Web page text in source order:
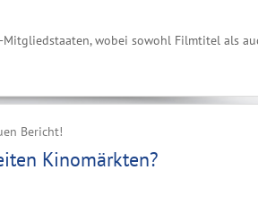
Mitgliedstaaten, wobei sowohl Filmtitel als
Bericht!
Kinomärkten?